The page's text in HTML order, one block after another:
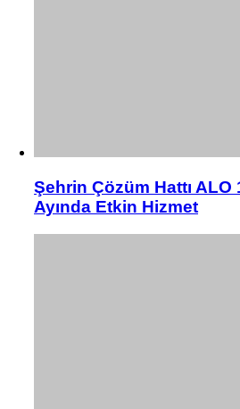
Şehrin Çözüm Hattı ALO
Ayında Etkin Hizmet